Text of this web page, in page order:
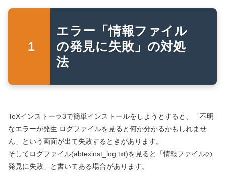
エラー「情報ファイル
の発見に失敗」の対処
法
TeXインストーラ3で簡単インストールをしようとすると、「不明
なエラーが発生.ログファイルを見ると何か分かるかもしれませ
ん」という画面が出て失敗するときがあります。
そしてログファイル(abtexinst_log.txt)を見ると「情報ファイルの
発見に失敗」と書いてある場合があります。